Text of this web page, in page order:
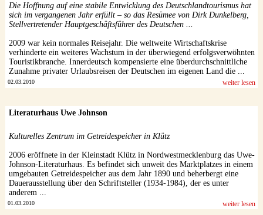
Die Hoffnung auf eine stabile Entwicklung des Deutschlandtourismus hat
sich im vergangenen Jahr erfüllt – so das Resümee von Dirk Dunkelberg,
Stellvertretender Hauptgeschäftsführer des Deutschen ...
2009 war kein normales Reisejahr. Die weltweite Wirtschaftskrise
verhinderte ein weiteres Wachstum in der überwiegend erfolgsverwöhnten
Touristikbranche. Innerdeutsch kompensierte eine überdurchschnittliche
Zunahme privater Urlaubsreisen der Deutschen im eigenen Land die ...
02.03.2010 weiter lesen
Literaturhaus Uwe Johnson
Kulturelles Zentrum im Getreidespeicher in Klütz
2006 eröffnete in der Kleinstadt Klütz in Nordwestmecklenburg das Uwe-
Johnson-Literaturhaus. Es befindet sich unweit des Marktplatzes in einem
umgebauten Getreidespeicher aus dem Jahr 1890 und beherbergt eine
Dauerausstellung über den Schriftsteller (1934-1984), der es unter
anderem ...
01.03.2010 weiter lesen